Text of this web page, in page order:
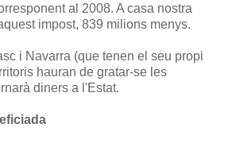
al 2008. A casa nostra
impost, 839 milions menys.
i Navarra (que tenen el seu propi
hauran de gratar-se les
diners a l'Estat.